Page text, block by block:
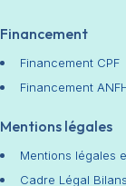
Financement
Financement CPF
Financement
Mentions légales
Mentions légales
Cadre Légal